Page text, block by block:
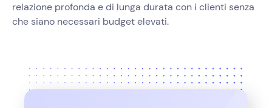
relazione profonda e di lunga durata con i clienti senza
che siano necessari budget elevati.